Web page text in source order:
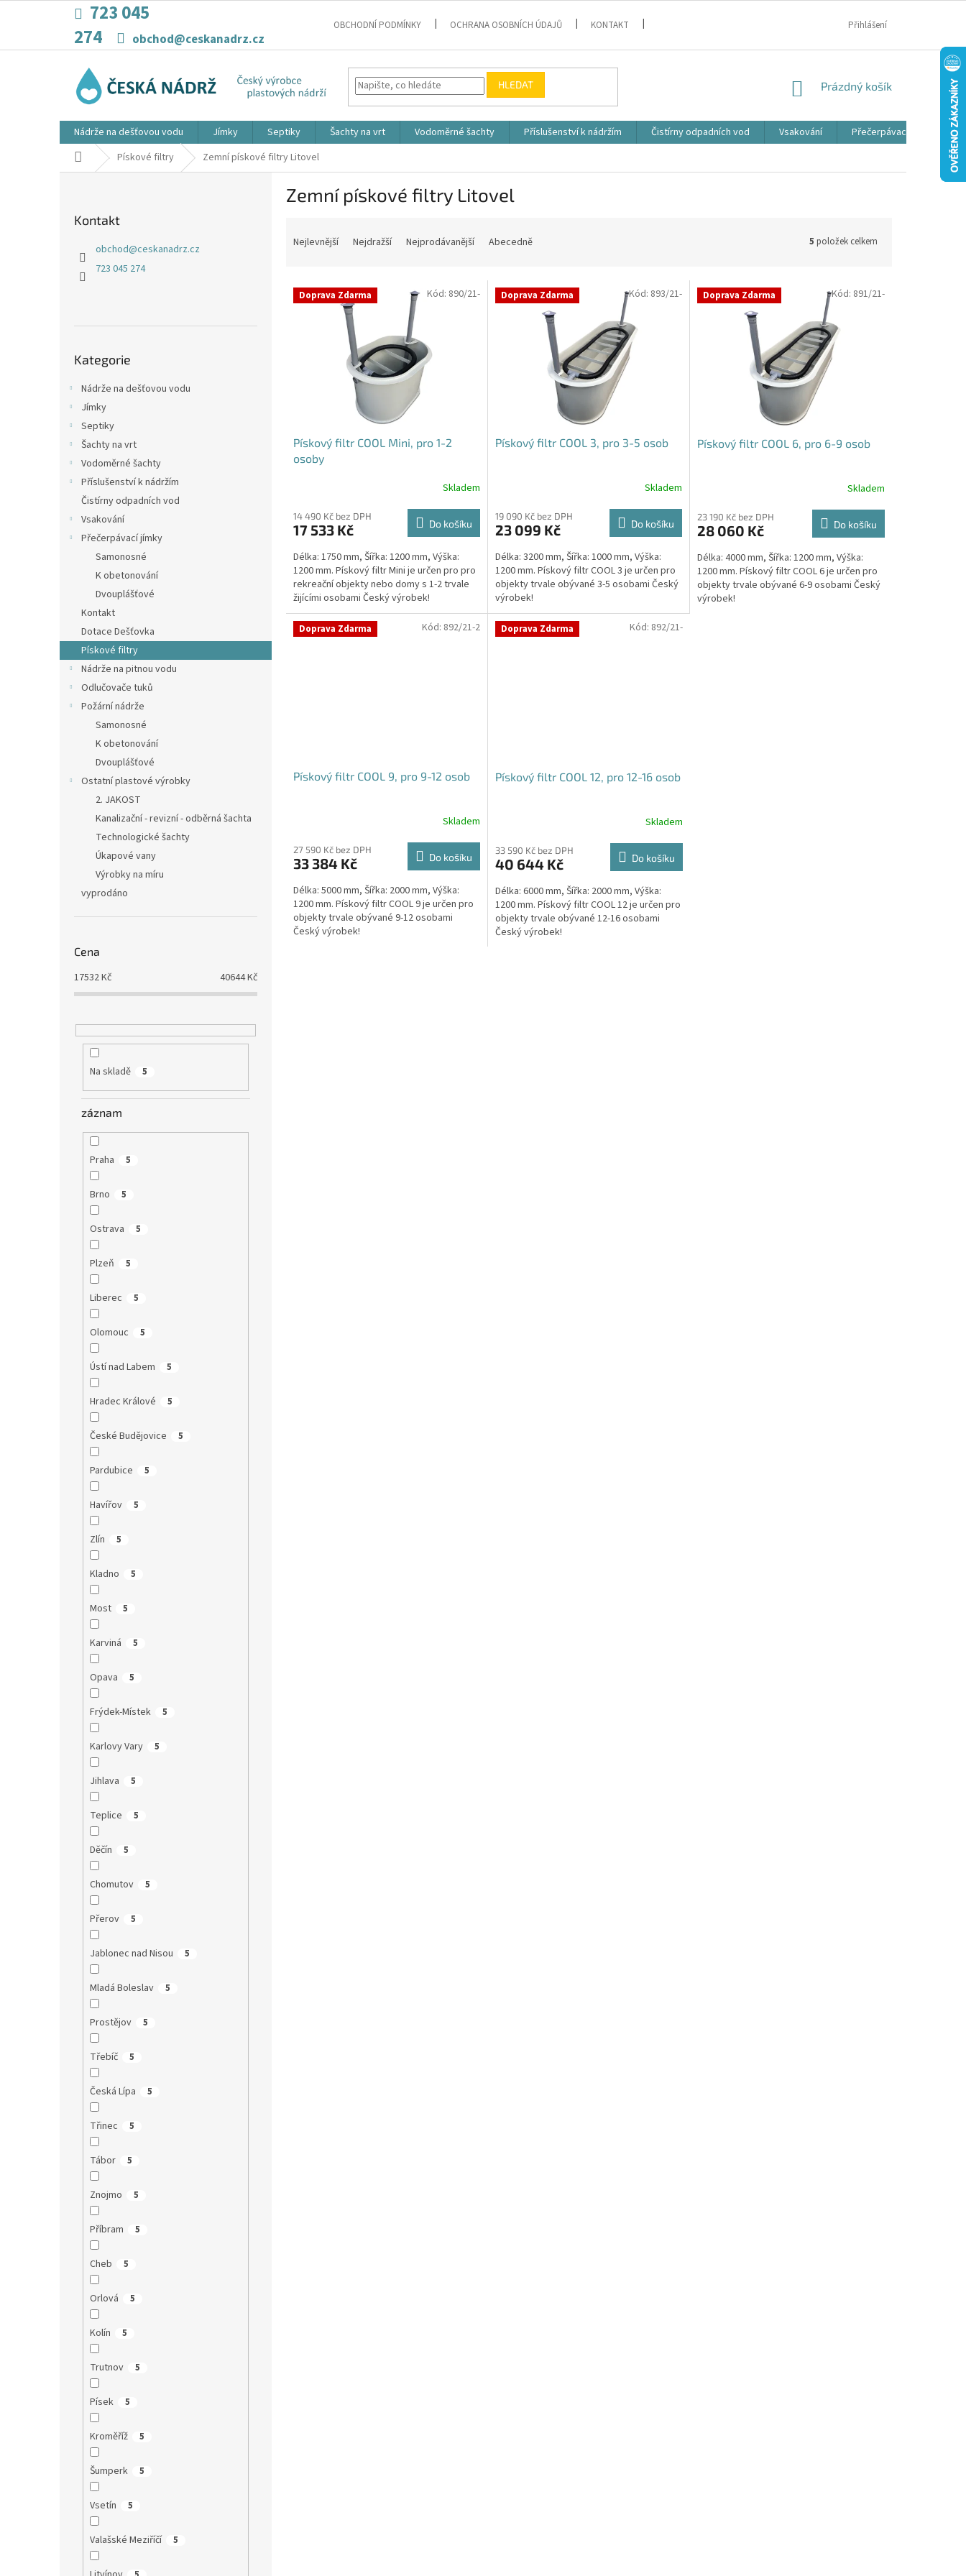
723 045
274
obchod@ceskanadrz.cz
OBCHODNÍ PODMÍNKY OCHRANA OSOBNÍCH ÚDAJŮ KONTAKT Přihlášení
HLEDAT
NÁKUPNÍ
Prázdný košík
Nádrže na dešťovou vodu Jímky Septiky Šachty na vrt Vodoměrné šachty Příslušenství k nádržím Čistírny odpadních vod Vsakování Přečerpávací jímky
Domů Pískové filtry Zemní pískové filtry Litovel
Kontakt
obchod@ceskanadrz.cz
723 045 274
kategorie
Kategorie
Nádrže na dešťovou vodu
Jímky
Septiky
Šachty na vrt
Vodoměrné šachty
Příslušenství k nádržím
Čistírny odpadních vod
Vsakování
Přečerpávací jímky
Samonosné
K obetonování
Dvouplášťové
Kontakt
Dotace Dešťovka
Pískové filtry
Nádrže na pitnou vodu
Odlučovače tuků
Požární nádrže
Samonosné
K obetonování
Dvouplášťové
Ostatní plastové výrobky
2. JAKOST
Kanalizační - revizní - odběrná šachta
Technologické šachty
Úkapové vany
Výrobky na míru
vyprodáno
Cena
17532Kč 40644Kč
Na skladě 5
záznam
Praha 5
Brno 5
Ostrava 5
Plzeň 5
Liberec 5
Olomouc 5
Ústí nad Labem 5
Hradec Králové 5
České Budějovice 5
Pardubice 5
Havířov 5
Zlín 5
Kladno 5
Most 5
Karviná 5
Opava 5
Frýdek-Místek 5
Karlovy Vary 5
Jihlava 5
Teplice 5
Děčín 5
Chomutov 5
Přerov 5
Jablonec nad Nisou 5
Mladá Boleslav 5
Prostějov 5
Třebíč 5
Česká Lípa 5
Třinec 5
Tábor 5
Znojmo 5
Příbram 5
Cheb 5
Orlová 5
Kolín 5
Trutnov 5
Písek 5
Kroměříž 5
Šumperk 5
Vsetín 5
Valašské Meziříčí 5
Zemní pískové filtry Litovel
n
Nejlevnější Nejdražší Nejprodávanější Abecedně 5 položek celkem
V Doprava Zdarma
Pískový filtr COOL Mini, pro 1-2
osoby
produktu
je
z
5
hvězdiček.
Skladem
14 490 Kč bez DPH
17 533 Kč Do košíku
Délka: 1750 mm, Šířka: 1200 mm, Výška:
1200 mm. Pískový filtr Mini je určen pro pro
rekreační objekty nebo domy s 1-2 trvale
žijícími osobami Český výrobek!
Kód: 890/21- Doprava Zdarma
Pískový filtr COOL 3, pro 3-5 osob
Skladem
19 090 Kč bez DPH
23 099 Kč Do košíku
Délka: 3200 mm, Šířka: 1000 mm, Výška:
1200 mm. Pískový filtr COOL 3 je určen pro
objekty trvale obývané 3-5 osobami Český
výrobek!
Kód: 893/21- Doprava Zdarma
Pískový filtr COOL 6, pro 6-9 osob
Skladem
23 190 Kč bez DPH
28 060 Kč Do košíku
Délka: 4000 mm, Šířka: 1200 mm, Výška:
1200 mm. Pískový filtr COOL 6 je určen pro
objekty trvale obývané 6-9 osobami Český
výrobek!
Kód: 891/21-
Doprava Zdarma
Pískový filtr COOL 9, pro 9-12 osob
Skladem
27 590 Kč bez DPH
33 384 Kč Do košíku
Délka: 5000 mm, Šířka: 2000 mm, Výška:
1200 mm. Pískový filtr COOL 9 je určen pro
objekty trvale obývané 9-12 osobami
Český výrobek!
Kód: 892/21-2 Doprava Zdarma
Pískový filtr COOL 12, pro 12-16 osob
Skladem
33 590 Kč bez DPH
40 644 Kč Do košíku
Délka: 6000 mm, Šířka: 2000 mm, Výška:
1200 mm. Pískový filtr COOL 12 je určen pro
objekty trvale obývané 12-16 osobami
Český výrobek!
Kód: 892/21-